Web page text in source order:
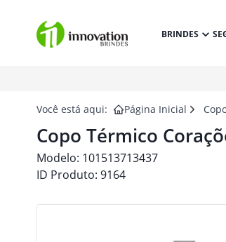
BRINDES
Você está aqui: Página Inicial
Copo Térmico
Modelo: 101513713437
ID Produto: 9164